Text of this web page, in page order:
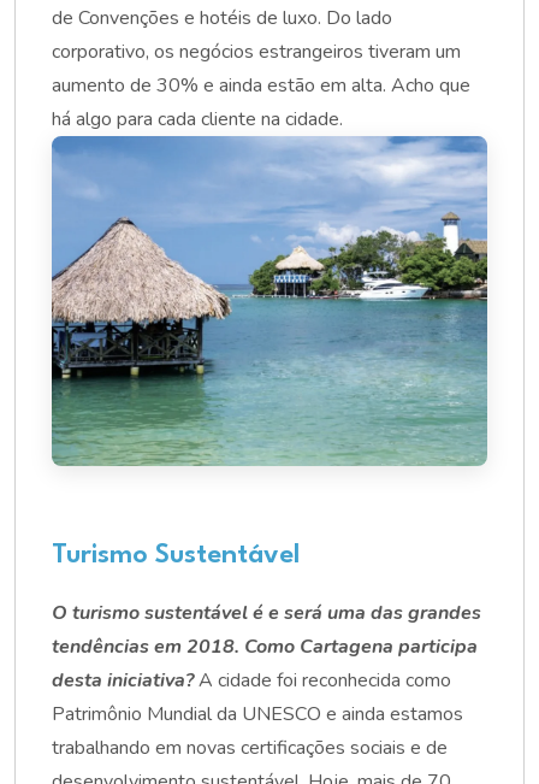
de Convenções e hotéis de luxo. Do lado
corporativo, os negócios estrangeiros tiveram um
aumento de 30% e ainda estão em alta. Acho que
há algo para cada cliente na cidade.
Turismo Sustentável
O turismo sustentável é e será uma das grandes
tendências em 2018. Como Cartagena participa
desta iniciativa?A cidade foi reconhecida como
Patrimônio Mundial da UNESCO e ainda estamos
trabalhando em novas certificações sociais e de